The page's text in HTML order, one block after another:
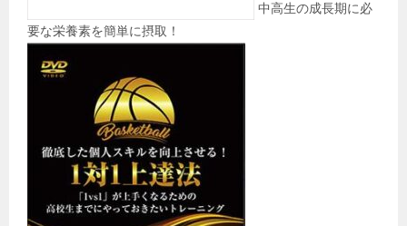
中高生の成長期に必
要な栄養素を簡単に摂取！